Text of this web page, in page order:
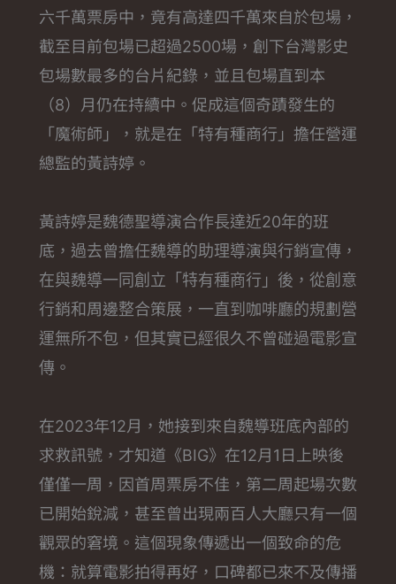
六千萬票房中，竟有高達四千萬來自於包場，
截至目前包場已超過2500場，創下台灣影史
包場數最多的台片紀錄，並且包場直到本
（8）月仍在持續中。促成這個奇蹟發生的
「魔術師」，就是在「特有種商行」擔任營運
總監的黃詩婷。
黃詩婷是魏德聖導演合作長達近20年的班
底，過去曾擔任魏導的助理導演與行銷宣傳，
在與魏導一同創立「特有種商行」後，從創意
行銷和周邊整合策展，一直到咖啡廳的規劃營
運無所不包，但其實已經很久不曾碰過電影宣
傳。
在2023年12月，她接到來自魏導班底內部的
求救訊號，才知道《BIG》在12月1日上映後
僅僅一周，因首周票房不佳，第二周起場次數
已開始銳減，甚至曾出現兩百人大廳只有一個
觀眾的窘境。這個現象傳遞出一個致命的危
機：就算電影拍得再好，口碑都已來不及傳播